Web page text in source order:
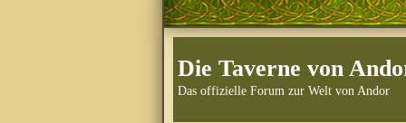
Die Taverne von
Das offizielle Forum zur Welt von Andor